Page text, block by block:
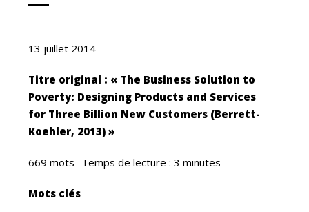
13 juillet 2014
Titre original : « The Business Solution to
Poverty: Designing Products and Services
for Three Billion New Customers (Berrett-
Koehler, 2013) »
669 mots -Temps de lecture : 3 minutes
Mots clés